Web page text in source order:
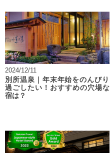
2024/12/11
別所温泉｜年末年始をのんびり
過ごしたい！おすすめの穴場な
宿は？